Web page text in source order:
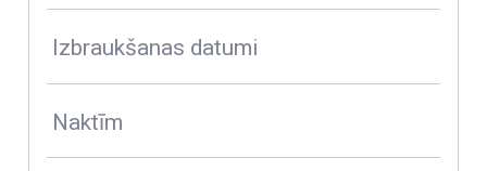
Izbraukšanas datumi
Naktīm